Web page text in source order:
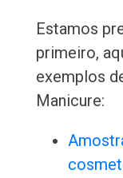
Estamos
primeiro,
exemplos
Manicure: